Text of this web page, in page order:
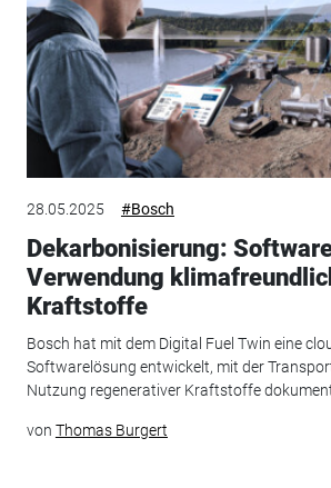
28.05.2025 #Bosch
Dekarbonisierung:
Verwendung
Kraftstoffe
Bosch hat mit dem Digital Fuel Twin eine
Softwarelösung entwickelt, mit der
Nutzung regenerativer Kraftstoffe
von Thomas Burgert